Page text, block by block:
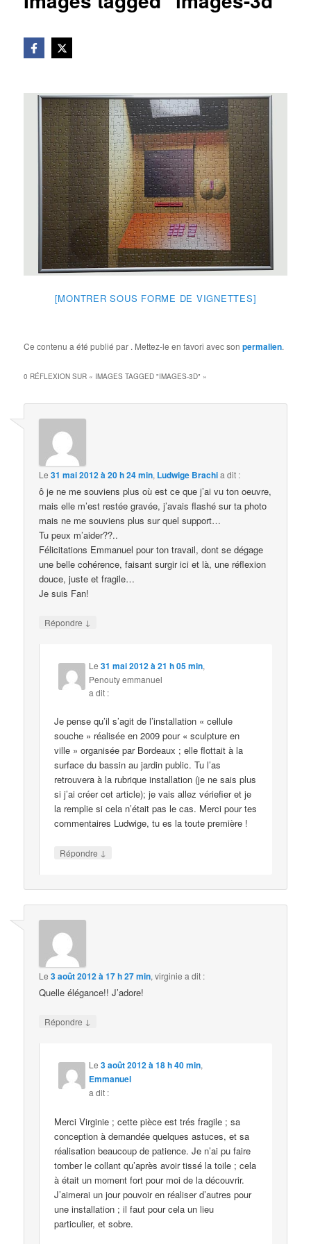
[MONTRER SOUS FORME DE VIGNETTES]
Ce contenu a été publié par . Mettez-le en favori avec sonpermalien.
0 RÉFLEXION SUR « IMAGES TAGGED "IMAGES-3D" »
Le31 mai 2012 à 20 h 24 min, Ludwige Brachia dit :
ô je ne me souviens plus où est ce que j’ai vu ton oeuvre,
mais elle m’est restée gravée, j’avais flashé sur ta photo
mais ne me souviens plus sur quel support…
Tu peux m’aider??..
Félicitations Emmanuel pour ton travail, dont se dégage
une belle cohérence, faisant surgir ici et là, une réflexion
douce, juste et fragile…
Je suis Fan!
Répondre ↓
Le31 mai 2012 à 21 h 05 min,
Penouty emmanuel
a dit :
Je pense qu’il s’agit de l’installation « cellule
souche » réalisée en 2009 pour « sculpture en
ville » organisée par Bordeaux ; elle flottait à la
surface du bassin au jardin public. Tu l’as
retrouvera à la rubrique installation (je ne sais plus
si j’ai créer cet article); je vais allez vériefier et je
la remplie si cela n’était pas le cas. Merci pour tes
commentaires Ludwige, tu es la toute première !
Répondre ↓
Le3 août 2012 à 17 h 27 min,virginie a dit :
Quelle élégance!! J’adore!
Répondre ↓
Le3 août 2012 à 18 h 40 min,
Emmanuel
a dit :
Merci Virginie ; cette pièce est trés fragile ; sa
conception à demandée quelques astuces, et sa
réalisation beaucoup de patience. Je n’ai pu faire
tomber le collant qu’après avoir tissé la toile ; cela
à était un moment fort pour moi de la découvrir.
J’aimerai un jour pouvoir en réaliser d’autres pour
une installation ; il faut pour cela un lieu
particulier, et sobre.